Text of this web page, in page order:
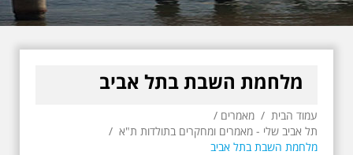
English עברית צור קשר
מלחמת השבת בתל אביב
עמוד הבית / מאמרים /
תל אביב שלי - מאמרים ומחקרים בתולדות ת"א /
מלחמת השבת בתל אביב